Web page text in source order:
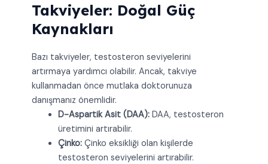
Takviyeler: Doğal Güç
Kaynakları
Bazı takviyeler, testosteron seviyelerini
artırmaya yardımcı olabilir. Ancak, takviye
kullanmadan önce mutlaka doktorunuza
danışmanız önemlidir.
D-Aspartik Asit (DAA):DAA, testosteron
üretimini artırabilir.
Çinko:Çinko eksikliği olan kişilerde
testosteron seviyelerini artırabilir.